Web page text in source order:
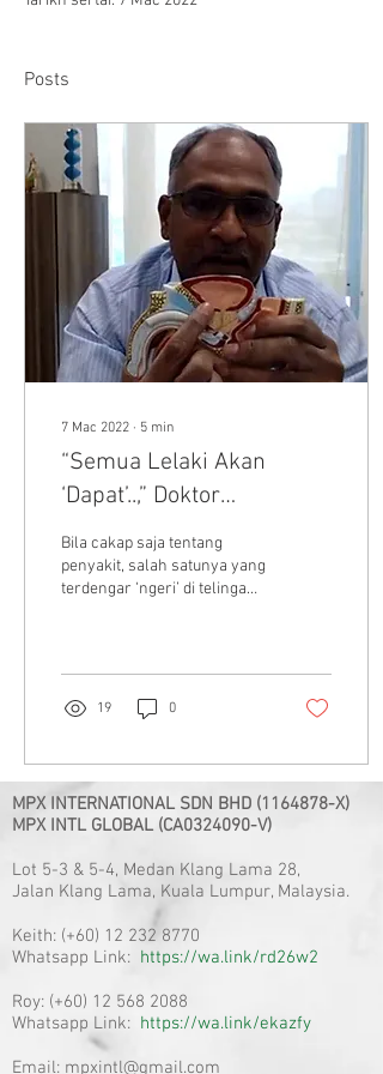
Posts
7 Mac 2022 ∙ 5 min
“Semua Lelaki Akan
‘Dapat’..,” Doktor
Terangkan Apa Itu
Masalah ”Prostat
Bengkak”
Bila cakap saja tentang
penyakit, salah satunya yang
terdengar ‘ngeri’ di telinga
19 0
MPX INTERNATIONAL SDN BHD (1164878-X)
MPX INTL GLOBAL (CA0324090-V)
Lot 5-3 & 5-4, Medan Klang Lama 28,
Jalan Klang Lama, Kuala Lumpur, Malaysia.
Keith: (+60) 12 232 8770
Whatsapp Link: https://wa.link/rd26w2
Roy: (+60) 12 568 2088
Whatsapp Link: https://wa.link/ekazfy
Email: mpxintl@gmail.com